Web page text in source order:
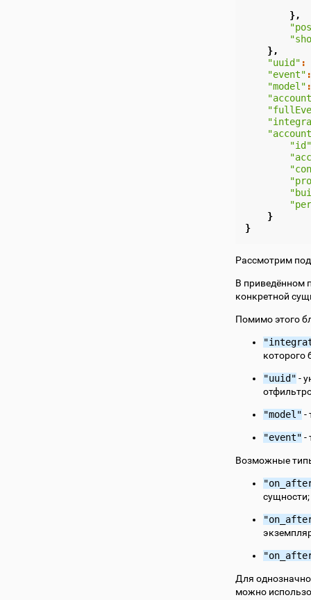
},
},
"uuid" :
"event" :
"model" :
"id"
}
}
Рассмотрим
В приведённом
конкретной
Помимо этого
которого
"uuid" -
"model" -
"event" -
Возможные
сущности;
Для
можно